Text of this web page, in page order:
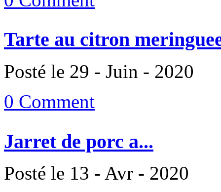
Tarte au citron
Posté le 29 - Juin - 2020
0 Comment
Jarret de porc a...
Posté le 13 - Avr - 2020